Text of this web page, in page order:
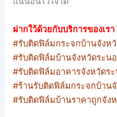
ฝากใว้ด้วยกับบริการของเรา
#รับติดฟิล์มกระจกบ้านจังห
#รับติดฟิล์มบ้านจังหวัดระน
#รับติดฟิล์มอาคารจังหวัดระ
#ร้านรับติดฟิล์มกระจกบ้าน
#รับติดฟิล์มบ้านราคาถูกจัง